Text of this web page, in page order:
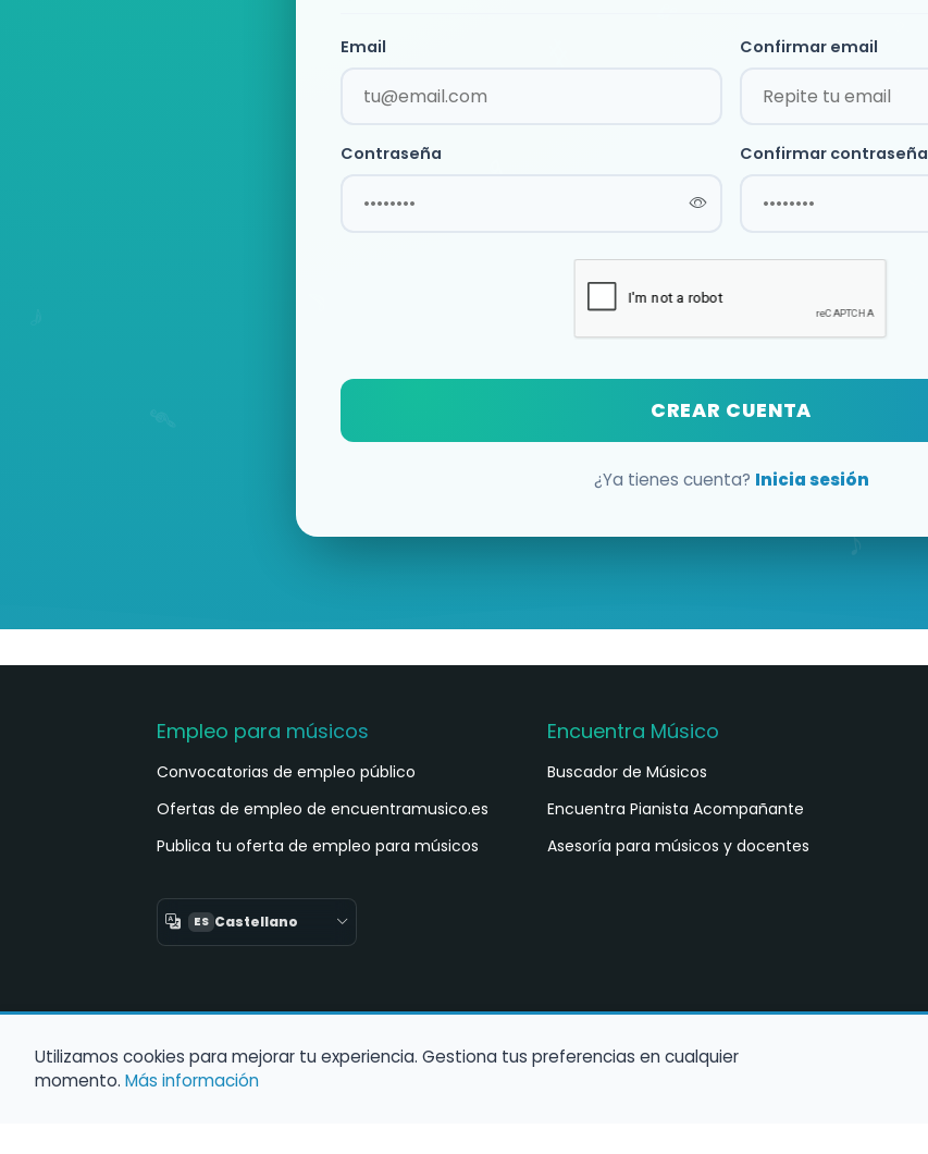
Email Confirmar email
Contraseña Confirmar contraseña
CREAR CUENTA
¿Ya tienes cuenta? Inicia sesión
Empleo para músicos
Convocatorias de empleo público
Ofertas de empleo de encuentramusico.es
Publica tu oferta de empleo para músicos
ES Castellano
Encuentra Músico
Buscador de Músicos
Encuentra Pianista Acompañante
Asesoría para músicos y docentes
Utilizamos cookies para mejorar tu experiencia. Gestiona tus preferencias en cualquier
momento. Más información